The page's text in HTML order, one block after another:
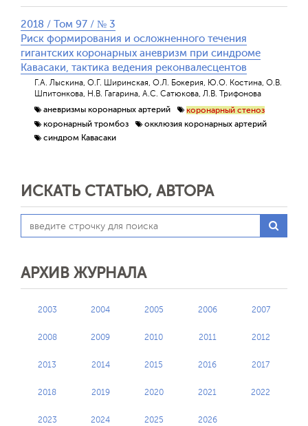
2018 / Том 97 / № 3
Риск формирования и осложненного течения
гигантских коронарных аневризм при синдроме
Кавасаки, тактика ведения реконвалесцентов
Г.А. Лыскина, О.Г. Ширинская, О.Л. Бокерия, Ю.О. Костина, О.В.
Шпитонкова, Н.В. Гагарина, А.С. Сатюкова, Л.В. Трифонова
аневризмы коронарных артерий
коронарный стеноз
коронарный тромбоз
окклюзия коронарных артерий
синдром Кавасаки
ИСКАТЬ СТАТЬЮ, АВТОРА
АРХИВ ЖУРНАЛА
2003 2004 2005 2006 2007
2008 2009 2010 2011 2012
2013 2014 2015 2016 2017
2018 2019 2020 2021 2022
2023 2024 2025 2026